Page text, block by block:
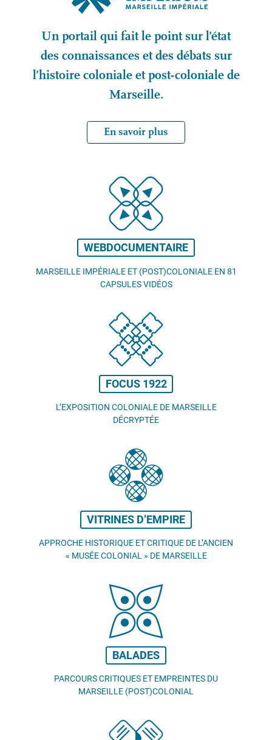
Un portail qui fait le point sur l’état
des connaissances et des débats sur
l’histoire coloniale et post-coloniale de
Marseille.
En savoir plus
WEBDOCUMENTAIRE
MARSEILLE IMPÉRIALE ET (POST)COLONIALE EN 81
CAPSULES VIDÉOS
FOCUS 1922
L’EXPOSITION COLONIALE DE MARSEILLE
DÉCRYPTÉE
VITRINES D’EMPIRE
APPROCHE HISTORIQUE ET CRITIQUE DE L’ANCIEN
« MUSÉE COLONIAL » DE MARSEILLE
BALADES
PARCOURS CRITIQUES ET EMPREINTES DU
MARSEILLE (POST)COLONIAL